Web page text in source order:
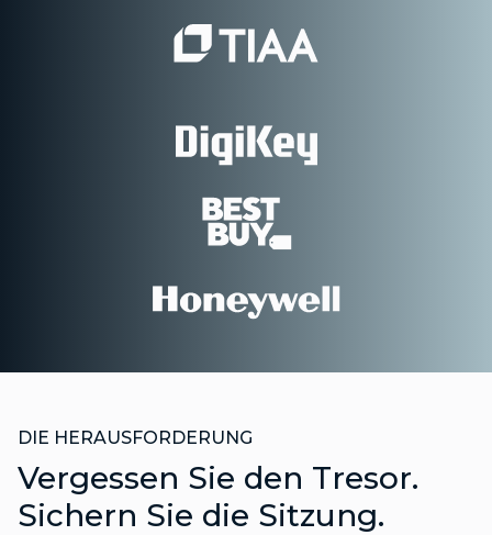
DIE HERAUSFORDERUNG
Vergessen Sie den Tresor.
Sichern Sie die Sitzung.